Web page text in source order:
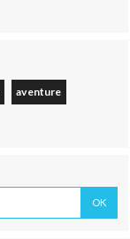
aventure